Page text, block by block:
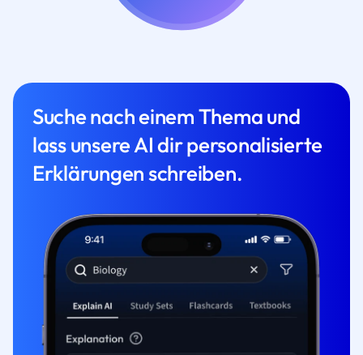
Suche nach einem Thema und
lass unsere AI dir personalisierte
Erklärungen schreiben.